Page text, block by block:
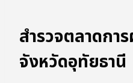
สำรวจตลาดกา
จังหวัดอุทัยธานี